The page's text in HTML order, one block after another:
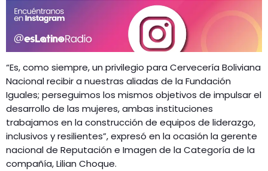
“Es, como siempre, un privilegio para Cervecería Boliviana
Nacional recibir a nuestras aliadas de la Fundación
Iguales; perseguimos los mismos objetivos de impulsar el
desarrollo de las mujeres, ambas instituciones
trabajamos en la construcción de equipos de liderazgo,
inclusivos y resilientes”, expresó en la ocasión la gerente
nacional de Reputación e Imagen de la Categoría de la
compañía, Lilian Choque.